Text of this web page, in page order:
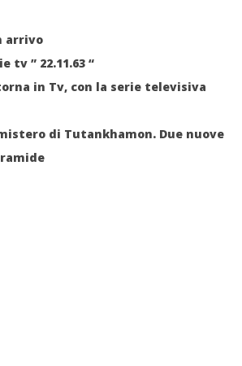
arrivo
tv ” 22.11.63 “
in Tv, con la serie televisiva
di Tutankhamon. Due nuove